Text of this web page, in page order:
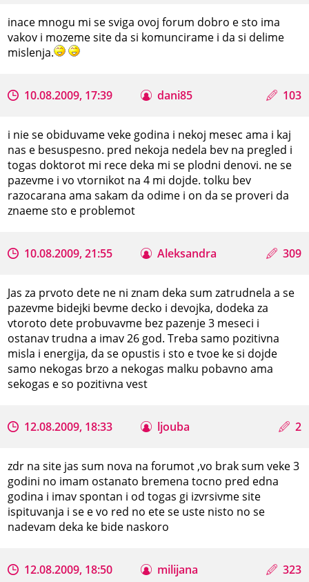
inace mnogu mi se sviga ovoj forum dobro e sto ima
vakov i mozeme site da si komuncirame i da si delime
mislenja.
10.08.2009, 17:39 dani85 103
i nie se obiduvame veke godina i nekoj mesec ama i kaj
nas e besuspesno. pred nekoja nedela bev na pregled i
togas doktorot mi rece deka mi se plodni denovi. ne se
pazevme i vo vtornikot na 4 mi dojde. tolku bev
razocarana ama sakam da odime i on da se proveri da
znaeme sto e problemot
10.08.2009, 21:55 Aleksandra 309
Jas za prvoto dete ne ni znam deka sum zatrudnela a se
pazevme bidejki bevme decko i devojka, dodeka za
vtoroto dete probuvavme bez pazenje 3 meseci i
ostanav trudna a imav 26 god. Treba samo pozitivna
misla i energija, da se opustis i sto e tvoe ke si dojde
samo nekogas brzo a nekogas malku pobavno ama
sekogas e so pozitivna vest
12.08.2009, 18:33 ljouba 2
zdr na site jas sum nova na forumot ,vo brak sum veke 3
godini no imam ostanato bremena tocno pred edna
godina i imav spontan i od togas gi izvrsivme site
ispituvanja i se e vo red no ete se uste nisto no se
nadevam deka ke bide naskoro
12.08.2009, 18:50 milijana 323